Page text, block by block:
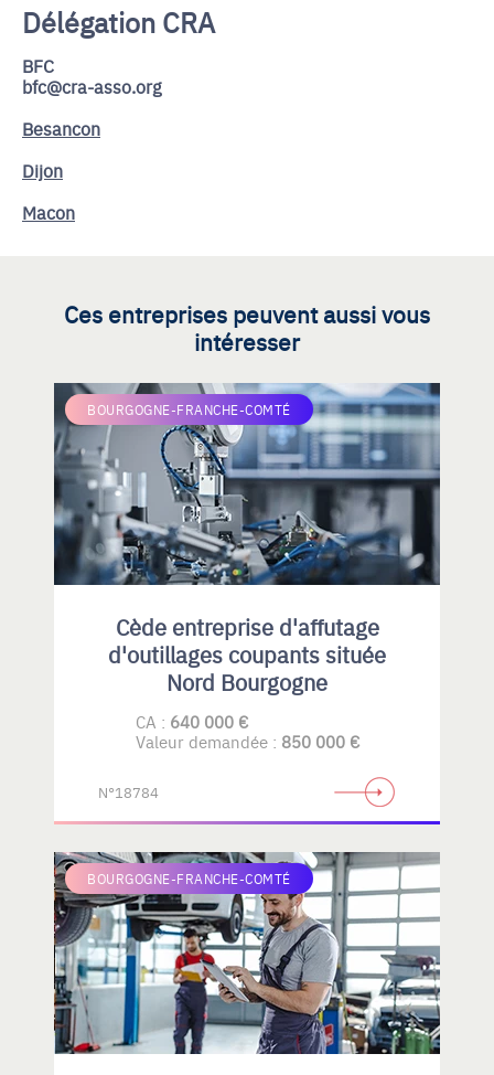
Délégation CRA
BFC
bfc@cra-asso.org
Besancon
Dijon
Macon
Ces entreprises peuvent aussi vous
intéresser
BOURGOGNE-FRANCHE-COMTÉ
Cède entreprise d'affutage
d'outillages coupants située
Nord Bourgogne
CA : 640 000 €
Valeur demandée : 850 000 €
N°18784
BOURGOGNE-FRANCHE-COMTÉ